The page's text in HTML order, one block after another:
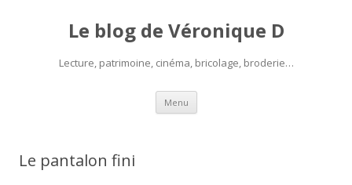
Le blog de Véronique D
Lecture, patrimoine, cinéma, bricolage, broderie…
Menu Aller
contenu
Le pantalon fini